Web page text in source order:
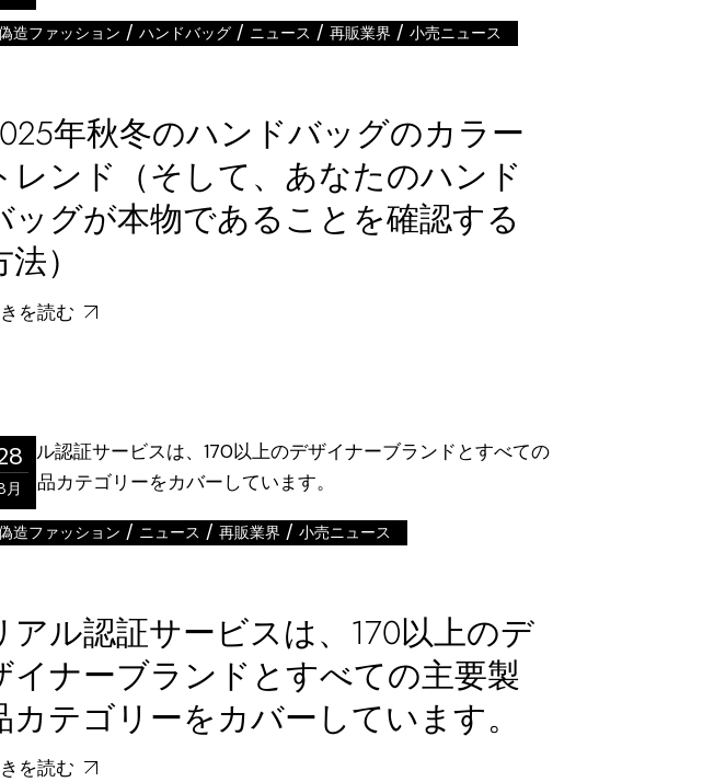
造ファッション /ハンドバッグ / ニュース /再販業界 /小売ニュース
年秋冬のハンドバッグのカラー
レンド（そして、あなたのハンド
ッグが本物であることを確認する
）
を読む
月
造ファッション / ニュース /再販業界 /小売ニュース
アル認証サービスは、170以上のデ
イナーブランドとすべての主要製
カテゴリーをカバーしています。
を読む